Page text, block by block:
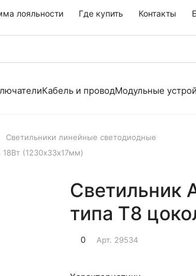
лояльности Где купить Контакты
Кабель и проводМодульные
Светильники линейные светодиодные
(1230х33х17мм)
Светильник
типа Т8
0 Арт. 29534